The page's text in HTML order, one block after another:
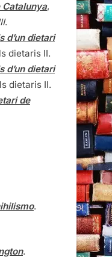
Catalunya,
.
d’un dietari
dietaris II.
d’un dietari
dietaris II.
de
.
.